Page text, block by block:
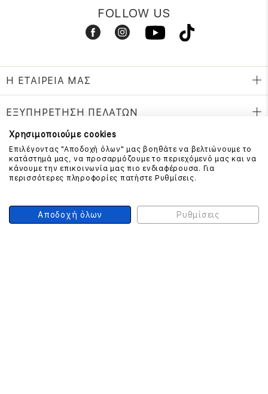
FOLLOW US
Η ΕΤΑΙΡΕΙΑ ΜΑΣ
ΕΞΥΠΗΡΕΤΗΣΗ ΠΕΛΑΤΩΝ
ΕΠΙΚΟΙΝΩΝΗΣΤΕ ΜΑΖΙ ΜΑΣ
210 999 4510
Χρησιμοποιούμε cookies
Επιλέγοντας "Αποδοχή όλων" μας βοηθάτε να βελτιώνουμε το
κατάστημά μας, να προσαρμόζουμε το περιεχόμενό μας και να
κάνουμε την επικοινωνία μας πιο ενδιαφέρουσα. Για
περισσότερες πληροφορίες πατήστε Ρυθμίσεις.
Αποδοχή όλων Ρυθμίσεις